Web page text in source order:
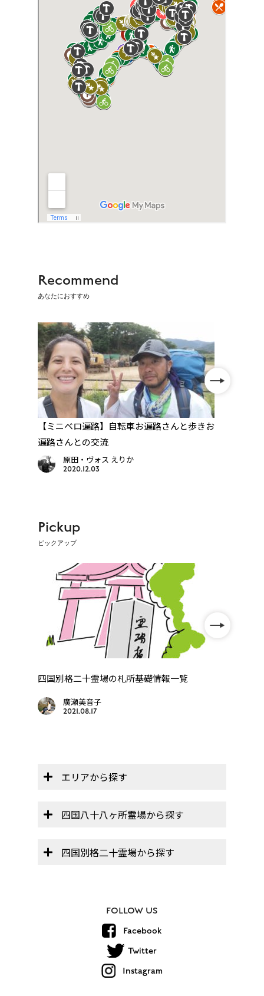
Recommend
あなたにおすすめ
【ミニベロ遍路】自転車お遍路さんと歩きお
遍路さんとの交流
原田・ヴォス えりか
2020.12.03
Pickup
ピックアップ
四国別格二十霊場の札所基礎情報一覧
廣瀬美音子
2021.08.17
エリアから探す
四国八十八ヶ所霊場から探す
四国別格二十霊場から探す
FOLLOW US
Facebook
Twitter
Instagram